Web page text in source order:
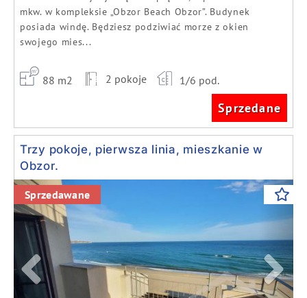
mkw. w kompleksie „Obzor Beach Obzor”. Budynek
posiada windę. Będziesz podziwiać morze z okien
swojego mies...
88 m2 2 pokoje 1/6 pod.
Sprzedane
Trzy pokoje, pierwsza linia, mieszkanie w
Obzor.
Previous Next
Sprzedawane